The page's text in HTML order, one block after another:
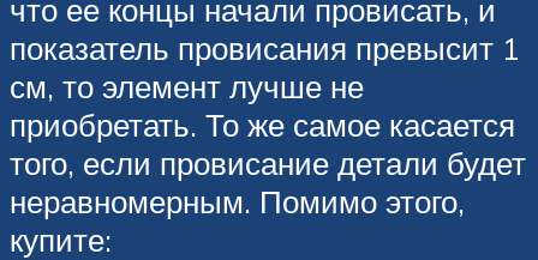
что ее концы начали провисать, и
показатель провисания превысит 1
см, то элемент лучше не
приобретать. То же самое касается
того, если провисание детали будет
неравномерным. Помимо этого,
купите: